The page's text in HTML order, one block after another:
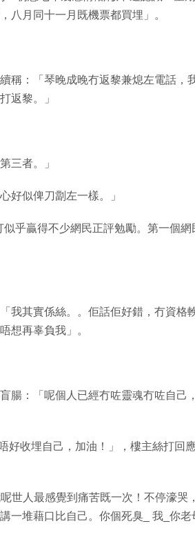
八月同十一月既機票都買埋」。
稱：「琴晚成晚冇返黎兼熄左電話，
返黎。」
三者。」
好似俾刀劏左一樣。」
乎贏得不少網民正評勉勵。第一個網
我其實係絲。。佢話佢好錯，冇資格
想再辜負我」。
腸：「呢個人已經冇咗靈魂冇咗自己
好收埋自己，加油！」，樓主絲打回
世人最感覺到痛苦既一次！不停濠哭
一堆藉口比自己。你個死臭_ 我_你老